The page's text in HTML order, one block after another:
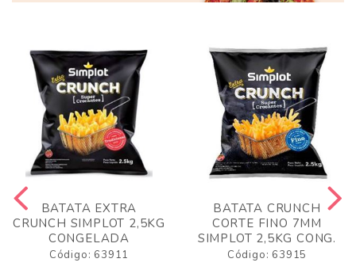
BATATA EXTRA
CRUNCH SIMPLOT 2,5KG
CONGELADA
Código: 63911
BATATA CRUNCH
CORTE FINO 7MM
SIMPLOT 2,5KG CONG.
Código: 63915